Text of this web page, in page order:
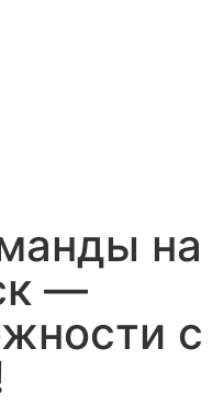
на
—
с